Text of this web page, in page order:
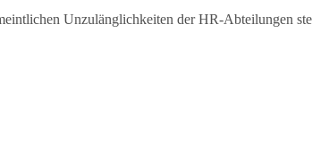
Unzulänglichkeiten der HR-Abteilungen